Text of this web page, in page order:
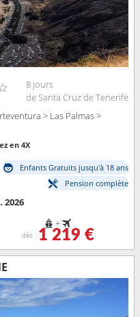
8 jours
de Santa Cruz de Tenerife
> Las Palmas >
en 4X
Enfants Gratuits jusqu'à 18 ans
Pension complète
2026
+
dès 1 219 €